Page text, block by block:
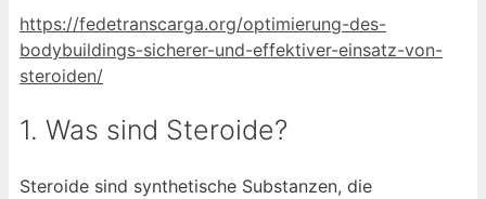
https://fedetranscarga.org/optimierung-des-
bodybuildings-sicherer-und-effektiver-einsatz-von-
steroiden/
1. Was sind Steroide?
Steroide sind synthetische Substanzen, die